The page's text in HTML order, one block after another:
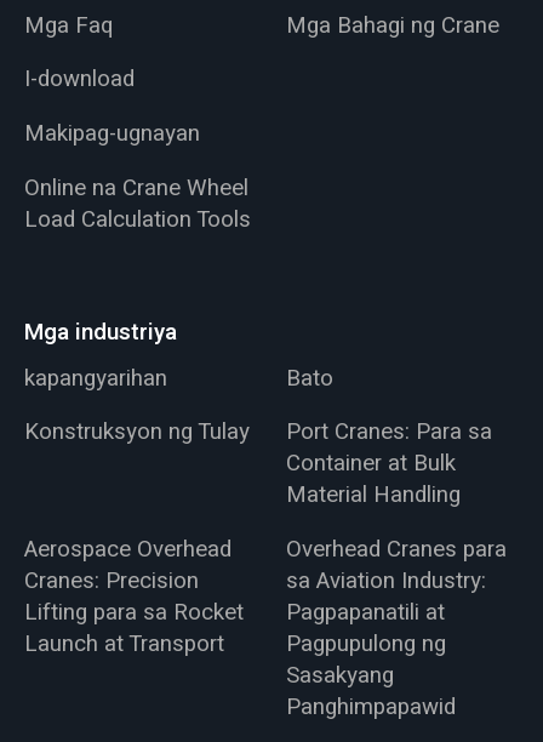
Mga Faq
I-download
Makipag-ugnayan
Online na Crane Wheel
Load Calculation Tools
Mga Bahagi ng Crane
Mga industriya
kapangyarihan
Bato
Konstruksyon ng Tulay
Port Cranes: Para sa
Container at Bulk
Material Handling
Aerospace Overhead
Cranes: Precision
Lifting para sa Rocket
Launch at Transport
Overhead Cranes para
sa Aviation Industry:
Pagpapanatili at
Pagpupulong ng
Sasakyang
Panghimpapawid